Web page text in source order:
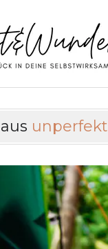
unperfekt